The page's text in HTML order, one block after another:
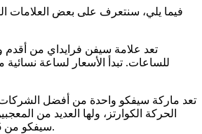
فيما يلي، سنتعرف على بعض العلامات
تعد علامة سيفن فرايداي من أقدم
تعد ماركة سيفكو واحدة من أفضل
الحركة الكوارتز، ولها العديد من
سيفكو من 45 دولارًا إلى 2000 دولار.